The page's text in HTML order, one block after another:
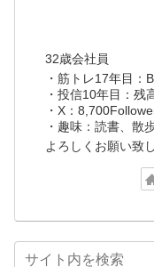
32歳会社員
・筋トレ17年目：
・投信10年目：残
・X：
・趣味：読書、散
よろしくお願い致